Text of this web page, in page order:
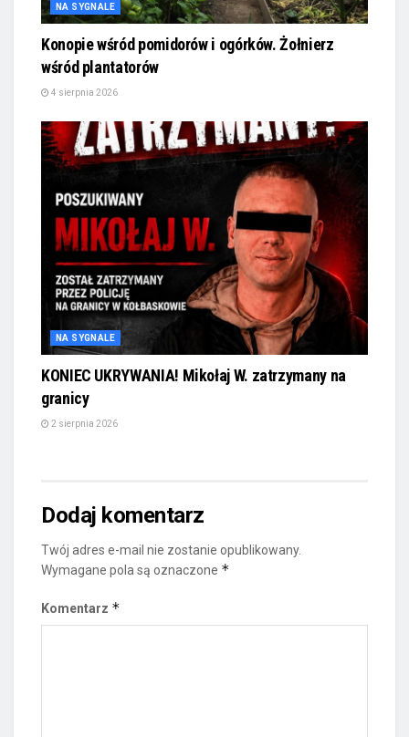
NA SYGNALE
Konopie wśród pomidorów i ogórków. Żołnierz
wśród plantatorów
4 sierpnia 2026
NA SYGNALE
KONIEC UKRYWANIA! Mikołaj W. zatrzymany na
granicy
2 sierpnia 2026
Dodaj komentarz
Twój adres e-mail nie zostanie opublikowany.
Wymagane pola są oznaczone *
Komentarz *